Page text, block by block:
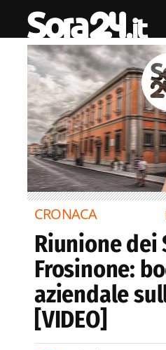
CRONACA
Riunione dei
Frosinone:
aziendale
[VIDEO]